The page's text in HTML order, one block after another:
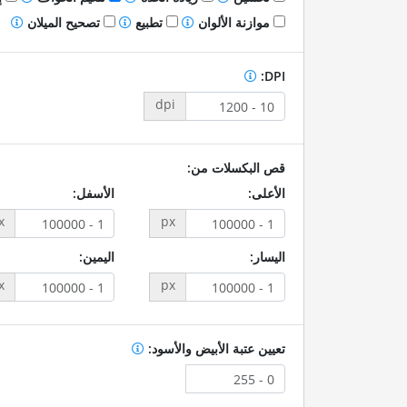
موازنة الألوان
تطبيع تصحيح الميلان
DPI:
dpi
قص البكسلات من:
الأعلى:
px
الأسفل:
اليسار:
px
اليمين:
تعيين عتبة الأبيض والأسود: